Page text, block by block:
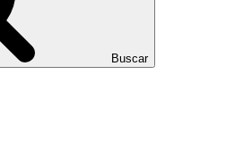
Buscar